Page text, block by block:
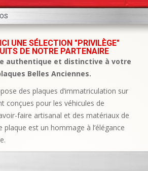
UNE SÉLECTION "PRIVILÈGE"
DE NOTRE PARTENAIRE
authentique et distinctive à votre
Belles Anciennes.
des plaques d’immatriculation sur
conçues pour les véhicules de
faire artisanal et des matériaux de
plaque est un hommage à l’élégance